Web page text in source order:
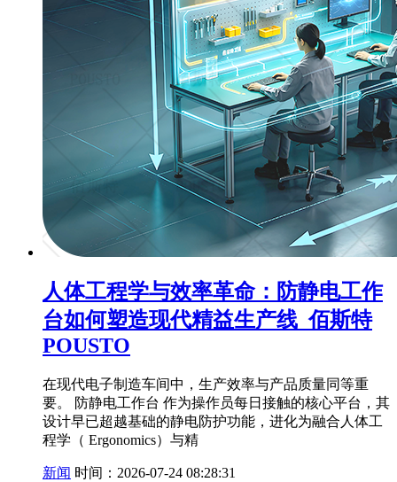
人体工程学与效率革命：防静电工作
台如何塑造现代精益生产线_佰斯特
POUSTO
在现代电子制造车间中，生产效率与产品质量同等重
要。 防静电工作台 作为操作员每日接触的核心平台，其
设计早已超越基础的静电防护功能，进化为融合人体工
程学（ Ergonomics）与精
新闻 时间：2026-07-24 08:28:31